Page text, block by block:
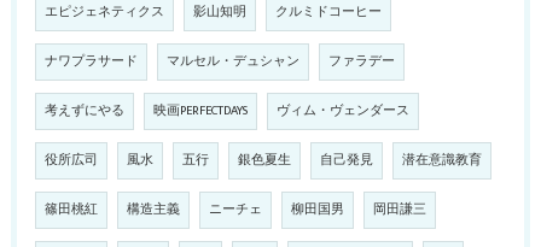
エピジェネティクス 影山知明 クルミドコーヒー
ナワプラサード マルセル・デュシャン ファラデー
考えずにやる 映画PERFECTDAYS ヴィム・ヴェンダース
役所広司 風水 五行 銀色夏生 自己発見 潜在意識教育
篠田桃紅 構造主義 ニーチェ 柳田国男 岡田謙三